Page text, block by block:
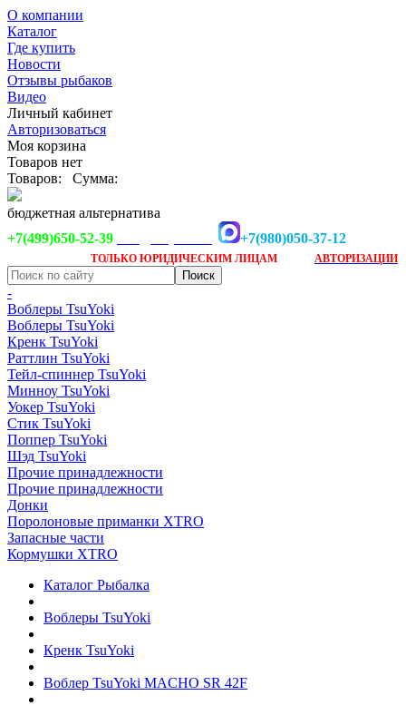
О компании
Каталог
Где купить
Новости
Отзывы рыбаков
Видео
Личный кабинет
Авторизоваться
Моя корзина
Товаров нет
Товаров:
Сумма:
бюджетная альтернатива
+7(499)650-52-39
+7(980)050-37-12
ТОЛЬКО ЮРИДИЧЕСКИМ ЛИЦАМ АВТОРИЗАЦИИ
-
Воблеры TsuYoki
Воблеры TsuYoki
Кренк TsuYoki
Раттлин TsuYoki
Тейл-спиннер TsuYoki
Минноу TsuYoki
Уокер TsuYoki
Стик TsuYoki
Поппер TsuYoki
Шэд TsuYoki
Прочие принадлежности
Прочие принадлежности
Донки
Поролоновые приманки XTRO
Запасные части
Кормушки XTRO
Каталог Рыбалка
Воблеры TsuYoki
Кренк TsuYoki
Воблер TsuYoki MACHO SR 42F